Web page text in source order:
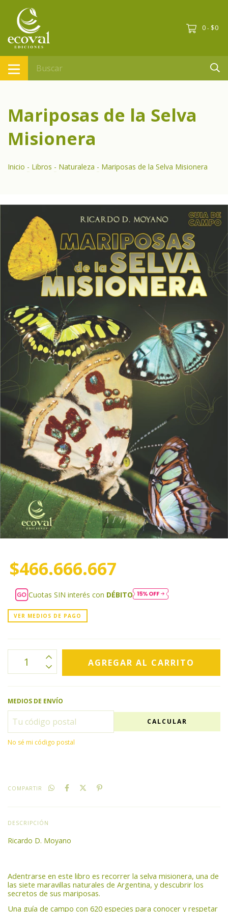
0 - $0
Mariposas de la Selva
Misionera
Inicio - Libros - Naturaleza - Mariposas de la Selva Misionera
1/7
$466.666.667
Cuotas SIN interés con DÉBITO
VER MEDIOS DE PAGO
MEDIOS DE ENVÍO
CALCULAR
No sé mi código postal
COMPARTIR
DESCRIPCIÓN
Ricardo D. Moyano
Adentrarse en este libro es recorrer la selva misionera, una de
las siete maravillas naturales de Argentina, y descubrir los
secretos de sus mariposas.
Una guía de campo con 620 especies para conocer y respetar